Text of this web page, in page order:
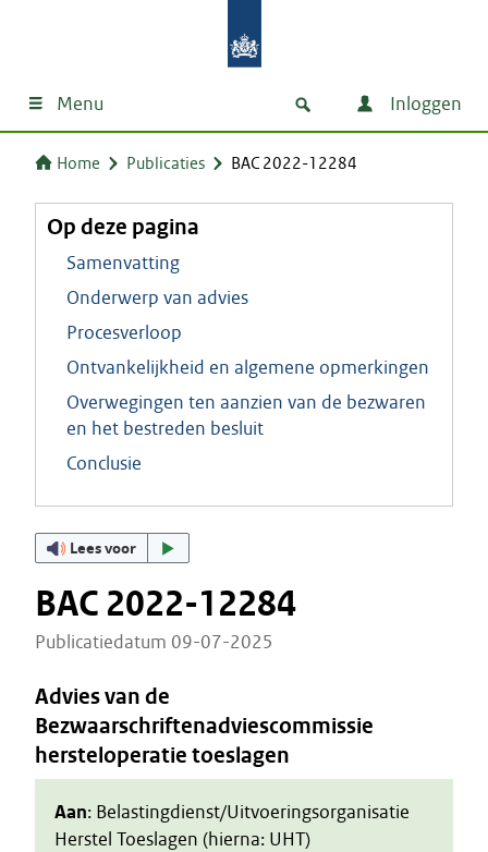
Menu Inloggen
Home Publicaties BAC 2022-12284
Op deze pagina
Samenvatting
Onderwerp van advies
Procesverloop
Ontvankelijkheid en algemene opmerkingen
Overwegingen ten aanzien van de bezwaren
en het bestreden besluit
Conclusie
Lees voor
BAC 2022-12284
Publicatiedatum 09-07-2025
Advies van de
Bezwaarschriftenadviescommissie
hersteloperatie toeslagen
Aan: Belastingdienst/Uitvoeringsorganisatie
Herstel Toeslagen (hierna: UHT)